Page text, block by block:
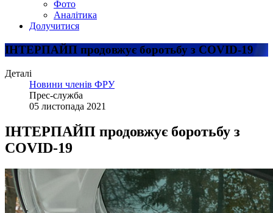
Фото
Аналітика
Долучитися
ІНТЕРПАЙП продовжує боротьбу з COVІD-19
Деталі
Новини членів ФРУ
Прес-служба
05 листопада 2021
ІНТЕРПАЙП продовжує боротьбу з
COVІD-19